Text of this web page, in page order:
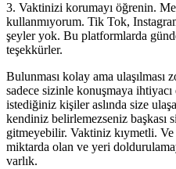
3. Vaktinizi korumayı öğrenin.
kullanmıyorum. Tik Tok,
şeyler yok. Bu platformlarda
teşekkürler.
Bulunması kolay ama ulaşılması
sadece sizinle konuşmaya
istediğiniz kişiler aslında size
kendiniz belirlemezseniz başkası
gitmeyebilir. Vaktiniz kıymetli. Ve
miktarda olan ve yeri
varlık.